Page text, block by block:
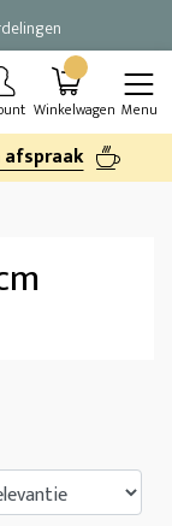
Winkelwagen Menu
afspraak